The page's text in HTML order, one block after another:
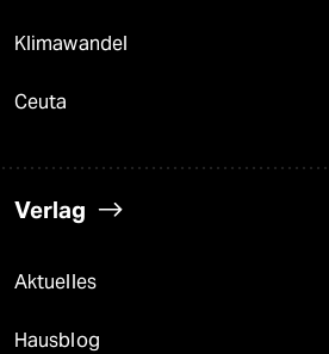
Klimawandel
Ceuta
Verlag
Aktuelles
Hausblog